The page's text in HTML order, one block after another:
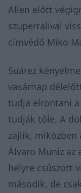
Allen előtt
szuperralival
címvédő Miko
Suárez
vasárnap
tudja elrontani
tudják tőle. A
zajlik, miközben
Álvaro Muniz
helyre csúszott
második, de